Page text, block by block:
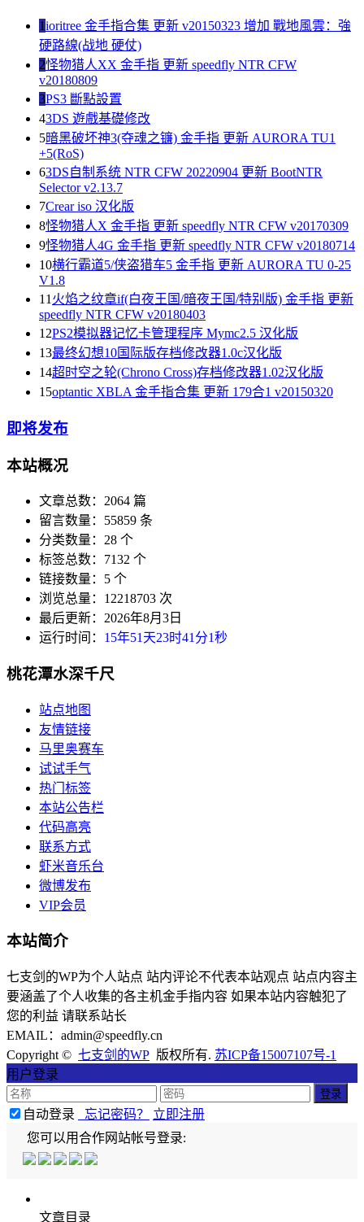
1ioritree 金手指合集 更新 v20150323 增加 戰地風雲：強
硬路線(战地 硬仗)
2怪物猎人XX 金手指 更新 speedfly NTR CFW
v20180809
3PS3 斷點設置
43DS 遊戲基礎修改
5暗黑破坏神3(夺魂之镰) 金手指 更新 AURORA TU1
+5(RoS)
63DS自制系统 NTR CFW 20220904 更新 BootNTR
Selector v2.13.7
7Crear iso 汉化版
8怪物猎人X 金手指 更新 speedfly NTR CFW v20170309
9怪物猎人4G 金手指 更新 speedfly NTR CFW v20180714
10横行霸道5/侠盗猎车5 金手指 更新 AURORA TU 0-25
V1.8
11 火焰之纹章if(白夜王国/暗夜王国/特别版) 金手指 更新
speedfly NTR CFW v20180403
12PS2模拟器记忆卡管理程序 Mymc2.5 汉化版
13最终幻想10国际版存档修改器1.0c汉化版
14超时空之轮(Chrono Cross)存档修改器1.02汉化版
15optantic XBLA 金手指合集 更新 179合1 v20150320
即将发布
本站概况
文章总数：2064 篇
留言数量：55859 条
分类数量：28 个
标签总数：7132 个
链接数量：5 个
浏览总量：12218703 次
最后更新：2026年8月3日
运行时间： 15年51天23时41分1秒
桃花潭水深千尺
站点地图
友情链接
马里奥赛车
试试手气
热门标签
本站公告栏
代码高亮
联系方式
虾米音乐台
微博发布
VIP会员
本站简介
七支剑的WP为个人站点 站内评论不代表本站观点 站点内容主
要涵盖了个人收集的各主机金手指内容 如果本站内容触犯了
您的利益 请联系站长
EMAIL：admin@speedfly.cn
Copyright © 七支剑的WP 版权所有. 苏ICP备15007107号-1
用户登录
自动登录 忘记密码？
立即注册
您可以用合作网站帐号登录:
文章目录